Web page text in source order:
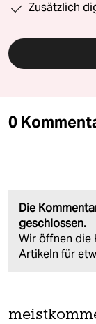
Zusätzlich
0
Die
geschlossen.
Wir öffnen die
Artikeln für